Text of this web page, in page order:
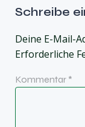
Schreibe
Deine E-Mail-
Erforderliche
Kommentar *